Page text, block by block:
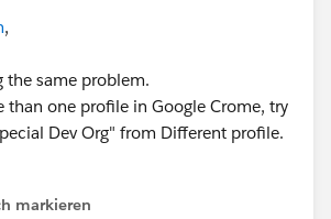
,
the same problem.
than one profile in Google Crome, try
Dev Org" from Different profile.
markieren